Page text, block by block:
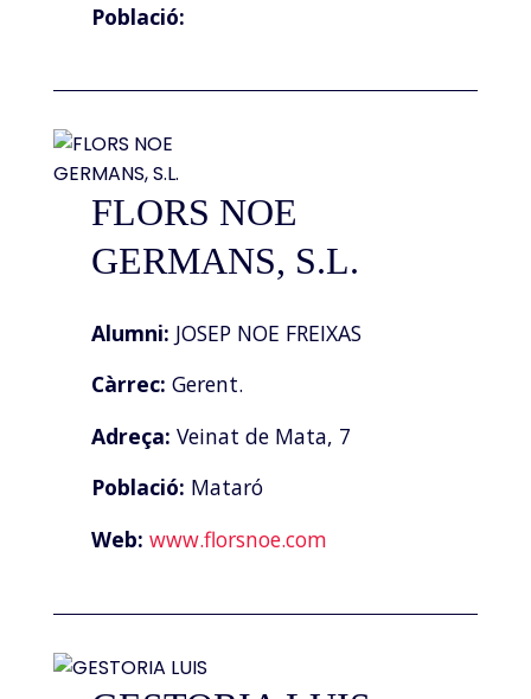
Població:
FLORS NOE
GERMANS, S.L.
Alumni: JOSEP NOE FREIXAS
Càrrec: Gerent.
Adreça: Veinat de Mata, 7
Població: Mataró
Web: www.florsnoe.com